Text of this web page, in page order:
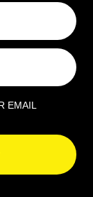
EMAIL